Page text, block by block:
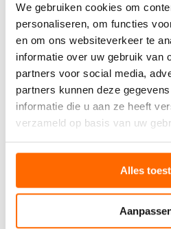
We gebruiken cookies om
personaliseren, om functies
en om ons websiteverkeer te
informatie over uw gebruik van
partners voor social media,
partners kunnen deze
informatie die u aan ze heeft
verzameld op basis van uw
Alles